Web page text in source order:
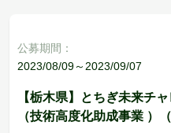
公募期間：
2023/08/09～2023/09/07
【栃木県】とちぎ未来チ
（技術高度化助成事業 ）